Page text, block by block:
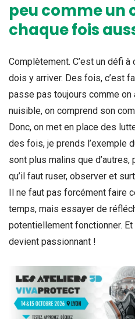
peu comme un
chaque fois
Complètement. C’est un défi
dois y arriver. Des fois, c’est
passe pas toujours comme on
nuisible, on comprend son
Donc, on met en place des
des fois, je prends l’exemple
sont plus malins que d’autres,
qu’il faut ruser, observer et
Il ne faut pas forcément faire
temps, mais essayer de
potentiellement fonctionner.
devient passionnant !